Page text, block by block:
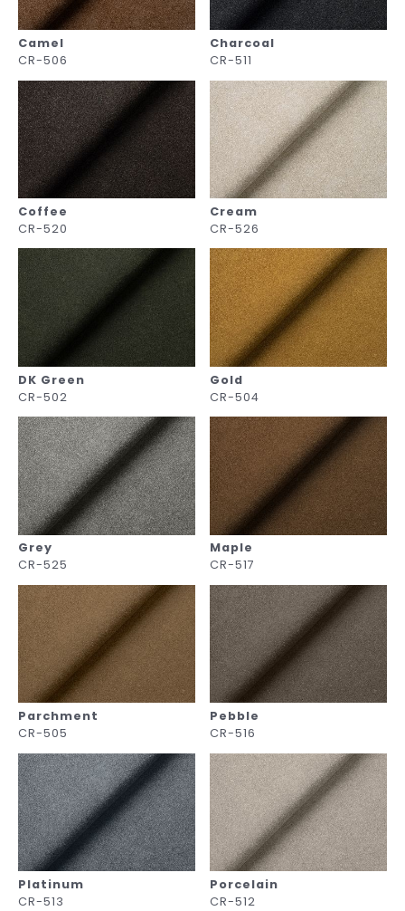
Camel
CR-506
Charcoal
CR-511
Coffee
CR-520
Cream
CR-526
DK Green
CR-502
Gold
CR-504
Grey
CR-525
Maple
CR-517
Parchment
CR-505
Pebble
CR-516
Platinum
CR-513
Porcelain
CR-512